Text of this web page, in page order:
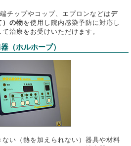
チップやコップ、エプロンなどはデ
）の物を使用し院内感染予防に対応し
治療をお受けいただけます。
（ホルホープ）
い（熱を加えられない）器具や材料